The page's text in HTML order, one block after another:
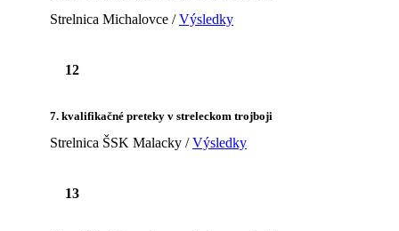
Strelnica Michalovce /Výsledky
12
7. kvalifikačné preteky v streleckom trojboji
Strelnica ŠSK Malacky /Výsledky
13